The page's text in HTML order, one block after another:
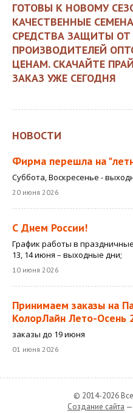
ГОТОВЫ К НОВОМУ
КАЧЕСТВЕННЫЕ
СРЕДСТВА ЗАЩИТЫ
ПРОИЗВОДИТЕЛЕЙ
ЦЕНАМ. СКАЧАЙТЕ
ЗАКАЗ УЖЕ СЕГОДНЯ
НОВОСТИ
Фирма перешла на
Суббота, Воскресенье -
20 июня 2026
С Днем России!
График работы в праздничные
13, 14 июня – выходные дни;
10 июня 2026
Принимаем заказы на
КолорЛайн Лето-Осень
заказы до 19 июня
01 июня 2026
© 2014-2026
Создание сайта —